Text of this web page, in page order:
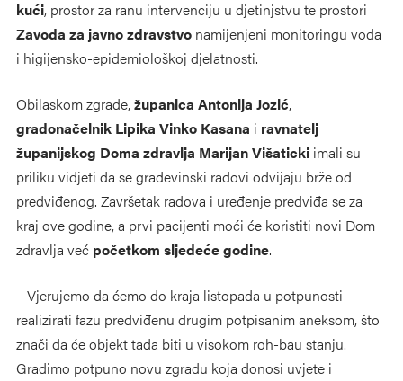
kući, prostor za ranu intervenciju u djetinjstvu te prostori
Zavoda za javno zdravstvo namijenjeni monitoringu voda
i higijensko-epidemiološkoj djelatnosti.
Obilaskom zgrade,županica Antonija Jozić,
gradonačelnik Lipika Vinko Kasana i ravnatelj
županijskog Doma zdravlja Marijan Višaticki imali su
priliku vidjeti da se građevinski radovi odvijaju brže od
predviđenog. Završetak radova i uređenje predviđa se za
kraj ove godine, a prvi pacijenti moći će koristiti novi Dom
zdravlja već početkom sljedeće godine.
– Vjerujemo da ćemo do kraja listopada u potpunosti
realizirati fazu predviđenu drugim potpisanim aneksom, što
znači da će objekt tada biti u visokom roh-bau stanju.
Gradimo potpuno novu zgradu koja donosi uvjete i